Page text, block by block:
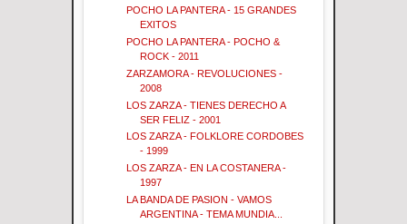
POCHO LA PANTERA - 15 GRANDES
EXITOS
POCHO LA PANTERA - POCHO &
ROCK - 2011
ZARZAMORA - REVOLUCIONES -
2008
LOS ZARZA - TIENES DERECHO A
SER FELIZ - 2001
LOS ZARZA - FOLKLORE CORDOBES
- 1999
LOS ZARZA - EN LA COSTANERA -
1997
LA BANDA DE PASION - VAMOS
ARGENTINA - TEMA MUNDIA...